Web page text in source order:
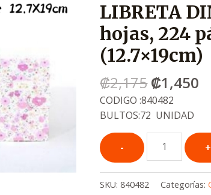
LIBRETA
hojas, 224
(12.7×19cm)
₡2,175
era:
₡2,175
₡1,450
.
CODIGO :840482
BULTOS:72 UNIDAD
SKU:840482 Categorías: